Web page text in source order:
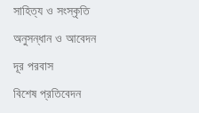
সাহিত্য ও সংস্কৃতি
অনুসন্ধান ও আবেদন
দূর পরবাস
বিশেষ প্রতিবেদন